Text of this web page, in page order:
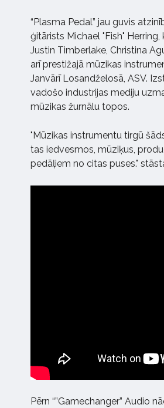
“Plasma Pedal” jau guvis
ģitārists Michael "Fish"
Justin Timberlake, Christina
arī prestižajā mūzikas
Janvārī Losandželosā, ASV.
vadošo industrijas mediju
mūzikas žurnālu topos.
"Mūzikas instrumentu tirgū
tas iedvesmos, mūziķus,
pedāļiem no citas puses."
Pērn “”Gamechanger” Audio